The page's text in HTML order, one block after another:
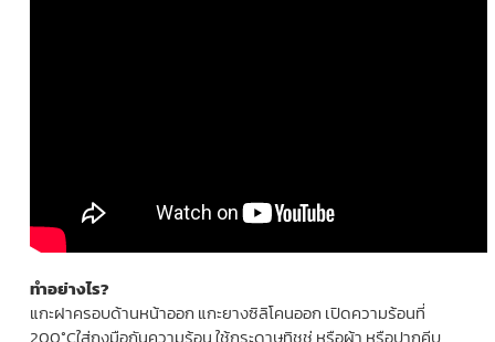
ทำอย่างไร?
แกะฝาครอบด้านหน้าออก แกะยางซิลิโคนออก เปิดความร้อนที่